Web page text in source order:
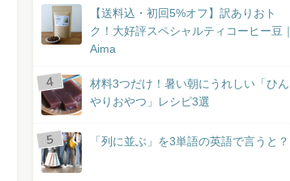
【送料込・初回5%オフ】訳ありおト
ク！大好評スペシャルティコーヒー豆｜
Aima
材料3つだけ！暑い朝にうれしい「ひん
やりおやつ」レシピ3選
「列に並ぶ」を3単語の英語で言うと？